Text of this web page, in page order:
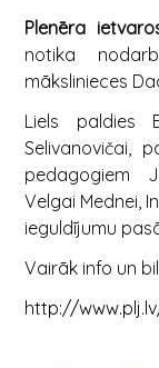
Plenēra
notika
mākslinieces
Liels paldies
Selivanovičai,
pedagogiem
Velgai Mednei,
ieguldījumu
Vairāk info un
http://